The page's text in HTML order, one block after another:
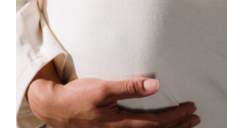
Care
Essential?